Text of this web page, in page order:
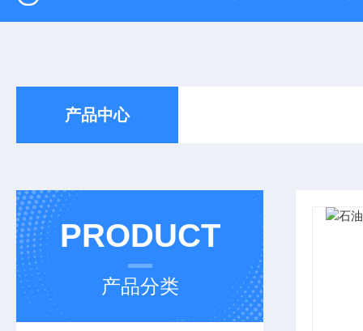
产品中心
PRODUCT
产品分类